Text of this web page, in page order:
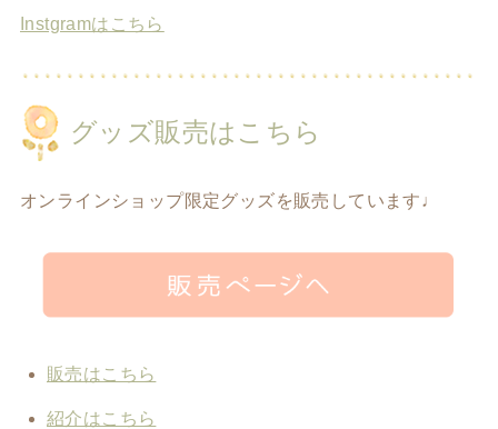
Instgramはこちら
グッズ販売はこちら
オンラインショップ限定グッズを販売しています♩
販売はこちら
紹介はこちら